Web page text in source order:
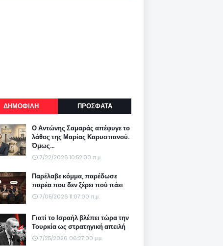
ΔΗΜΟΦΙΛΗ ΠΡΟΣΦΑΤΑ
Ο Αντώνης Σαμαράς απέφυγε το
λάθος της Μαρίας Καρυστιανού.
Όμως...
7/22/2026 10:52:00 π.μ.
Παρέλαβε κόμμα, παρέδωσε
παρέα που δεν ξέρει πού πάει
7/05/2026 11:07:00 π.μ.
Γιατί το Ισραήλ βλέπει τώρα την
Τουρκία ως στρατηγική απειλή
7/25/2026 06:27:00 μ.μ.